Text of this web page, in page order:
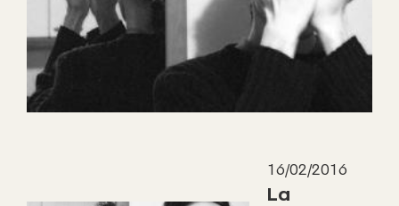
16/02/2016
La